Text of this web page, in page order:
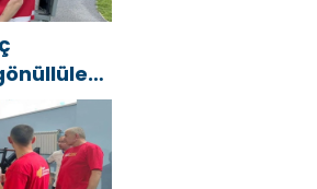
ortadan
oluyor